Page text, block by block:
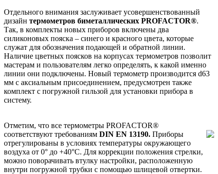
Отдельного внимания заслуживает усовершенствованный
дизайн термометров биметаллических PROFACTOR®.
Так, в комплекты новых приборов включены два
силиконовых пояска – синего и красного цвета, которые
служат для обозначения подающей и обратной линии.
Наличие цветных поясков на корпусах термометров позволит
мастерам и пользователям легко определять, к какой именно
линии они подключены. Новый термометр производится d63
мм с аксиальным присоединением, предусмотрен также
комплект с погружной гильзой для установки прибора в
систему.
Отметим, что все термометры PROFACTOR®
соответствуют требованиям DIN EN 13190. Приборы
отрегулированы в условиях температуры окружающего
воздуха от 0° до +40°С. Для коррекции положения стрелки,
можно поворачивать втулку настройки, расположенную
внутри погружной трубки с помощью шлицевой отвертки.